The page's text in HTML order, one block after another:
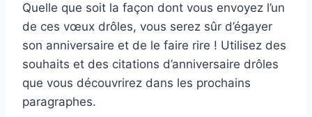
Quelle que soit la façon dont vous envoyez l’un
de ces vœux drôles, vous serez sûr d’égayer
son anniversaire et de le faire rire ! Utilisez des
souhaits et des citations d’anniversaire drôles
que vous découvrirez dans les prochains
paragraphes.